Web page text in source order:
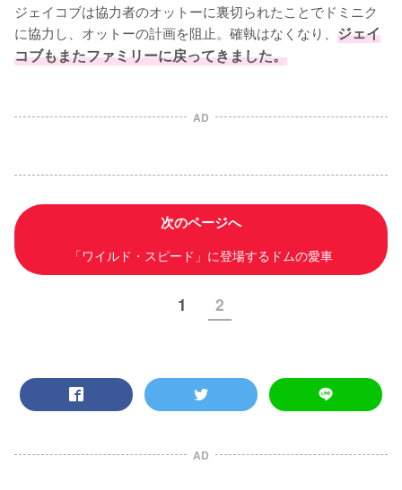
ジェイコブは協力者のオットーに裏切られたことでドミニク
に協力し、オットーの計画を阻止。確執はなくなり、 ジェイ
コブもまたファミリーに戻ってきました。
AD
次のページへ
「ワイルド・スピード」に登場するドムの愛車
1 2
AD